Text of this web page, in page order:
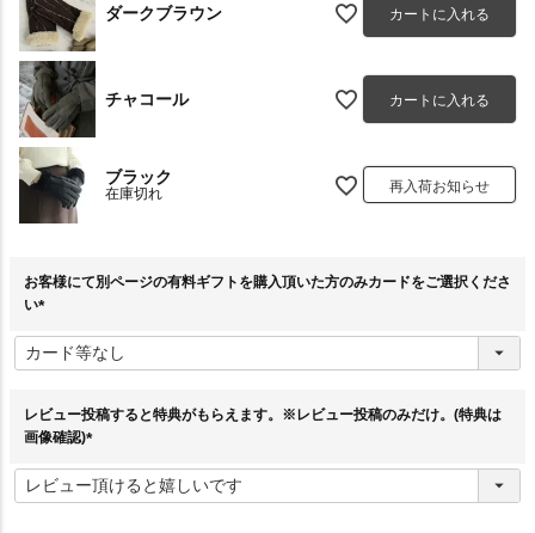
ダークブラウン カートに入れる
チャコール カートに入れる
ブラック
在庫切れ 再入荷お知らせ
お客様にて別ページの有料ギフトを購入頂いた方のみカードをご選択くださ
い
必
須
レビュー投稿すると特典がもらえます。※レビュー投稿のみだけ。(特典は
画像確認)
必
須